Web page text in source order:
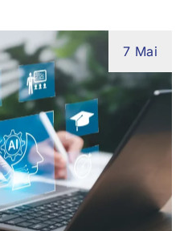
7 Mai